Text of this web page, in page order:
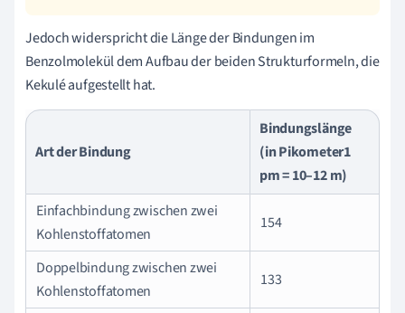
Jedoch widerspricht die Länge der Bindungen im
Benzolmolekül dem Aufbau der beiden Strukturformeln, die
Kekulé aufgestellt hat.
Art der Bindung
Bindungslänge
(in Pikometer1
pm = 10–12 m)
Einfachbindung zwischen zwei
Kohlenstoffatomen
154
Doppelbindung zwischen zwei
Kohlenstoffatomen
133